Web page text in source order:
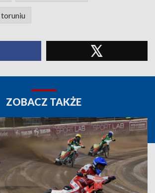
ZOBACZ TAKŻE